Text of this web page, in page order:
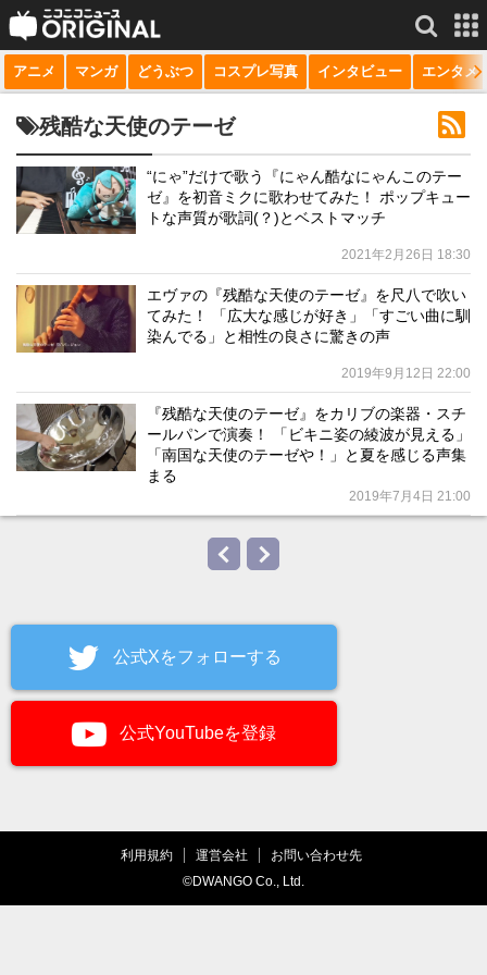
サービス一覧 もっと見る
niconico
動画
生放送
チャンネル
マンガ
アニメ マンガ どうぶつ コスプレ写真 インタビュー エンタメ
残酷な天使のテーゼ
“にゃ”だけで歌う『にゃん酷なにゃんこのテー
ゼ』を初音ミクに歌わせてみた！ ポップキュー
トな声質が歌詞(？)とベストマッチ
2021年2月26日 18:30
エヴァの『残酷な天使のテーゼ』を尺八で吹い
てみた！ 「広大な感じが好き」「すごい曲に馴
染んでる」と相性の良さに驚きの声
2019年9月12日 22:00
『残酷な天使のテーゼ』をカリブの楽器・スチ
ールパンで演奏！ 「ビキニ姿の綾波が見える」
「南国な天使のテーゼや！」と夏を感じる声集
まる
2019年7月4日 21:00
公式Xをフォローする
公式YouTubeを登録
利用規約 運営会社
お問い合わせ先
©DWANGO Co., Ltd.